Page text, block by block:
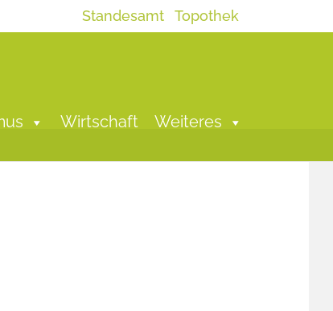
Standesamt Topothek
Wirtschaft Weiteres